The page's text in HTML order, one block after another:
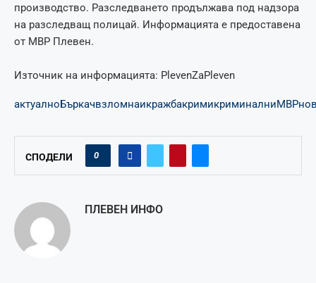
производство. Разследването продължава под надзора
на разследващ полицай. Информацията е предоставена
от МВР Плевен.
Източник на информацията: PlevenZaPleven
актуалноБъркачвзломнаикражбакримикриминалниМВР
СПОДЕЛИ 0
ПЛЕВЕН ИНФО